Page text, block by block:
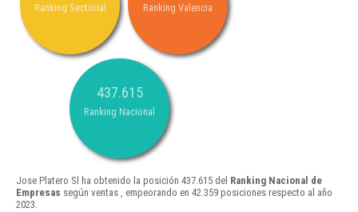
Ranking Sectorial Ranking Valencia
437.615
Ranking Nacional
Jose Platero Sl ha obtenido la posición 437.615 del Ranking Nacional de
Empresas según ventas , empeorando en 42.359 posiciones respecto al año
2023.